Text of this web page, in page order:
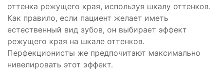
оттенка режущего края, используя шкалу оттенков.
Как правило, если пациент желает иметь
естественный вид зубов, он выбирает эффект
режущего края на шкале оттенков.
Перфекционисты же предпочитают максимально
нивелировать этот эффект.